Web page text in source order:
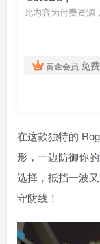
此内容为付费资源
黄金会员 免费
在这款独特的
形，一边防御你
选择，抵挡一波
守防线！